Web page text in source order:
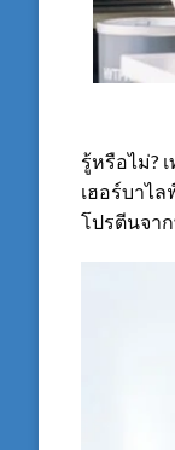
รู้หรือไม่?
เฮอร์บาไ
โปรตีนจา